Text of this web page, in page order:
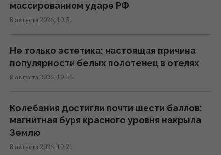
Турция закрыла Черное море для судов,
которые шли в Россию и Украину, -
19:00 суббота, 08 августа 2026
Пессимизм вернулся в Украину: аналитик
войну
18:43 суббота, 08 августа 2026
"Молимся, когда везем пациента": медики
массированном ударе РФ
8 августа 2026, 19:51
Не только эстетика: настоящая причина
популярности белых полотенец в отелях
8 августа 2026, 19:36
Колебания достигли почти шести баллов:
магнитная буря красного уровня накрыла
Землю
8 августа 2026, 19:21